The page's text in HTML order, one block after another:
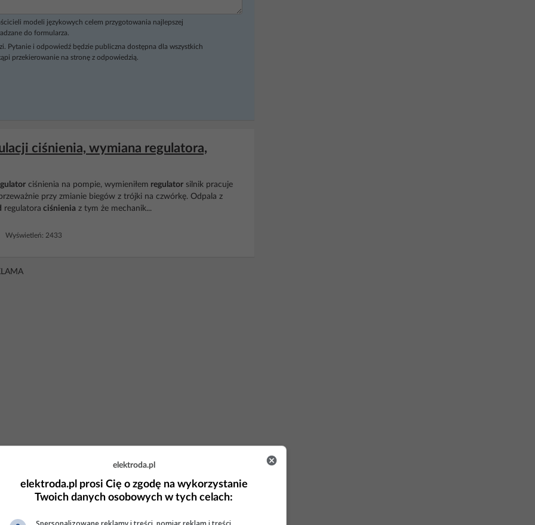
modeli językowych celem przygotowania najlepszej
do formularza.
Pytanie i odpowiedź będzie publiczna dostępna dla wszystkich
przekierowanie na stronę z odpowiedzią.
ciśnienia, wymiana regulatora,
ciśnienia na pompie, wymieniłem regulator silnik pracuje
przy zmianie biegów z trójki na czwórkę. Odpala z
regulatora ciśnienia z tym że mechanik...
Wyświetleń: 2433
paliwa niezgodne z oczekiwanym
mają mierzy, skoro czujnik pokazuje prawidłowo (bo
elektroda.pl
elektroda.pl prosi Cię o zgodę na wykorzystanie
Twoich danych osobowych w tych celach: